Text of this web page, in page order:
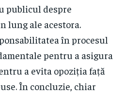
publicul despre
lung ale acestora.
în procesul
pentru a asigura
a evita opoziția față
În concluzie, chiar